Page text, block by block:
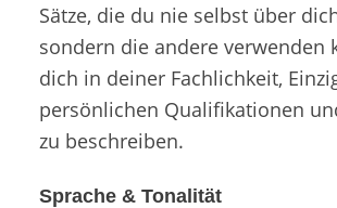
Sätze, die du nie selbst über
sondern die andere verwenden
dich in deiner Fachlichkeit,
persönlichen Qualifikationen
zu beschreiben.
Sprache & Tonalität